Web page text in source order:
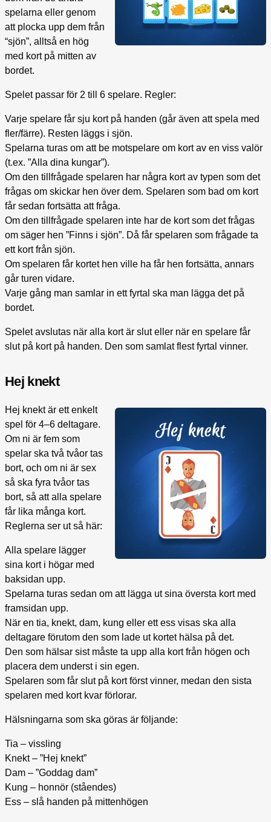
spelarna eller genom
att plocka upp dem från
“sjön”, alltså en hög
med kort på mitten av
bordet.
Spelet passar för 2 till 6 spelare. Regler:
Varje spelare får sju kort på handen (går även att spela med
fler/färre). Resten läggs i sjön.
Spelarna turas om att be motspelare om kort av en viss valör
(t.ex. ”Alla dina kungar”).
Om den tillfrågade spelaren har några kort av typen som det
frågas om skickar hen över dem. Spelaren som bad om kort
får sedan fortsätta att fråga.
Om den tillfrågade spelaren inte har de kort som det frågas
om säger hen ”Finns i sjön”. Då får spelaren som frågade ta
ett kort från sjön.
Om spelaren får kortet hen ville ha får hen fortsätta, annars
går turen vidare.
Varje gång man samlar in ett fyrtal ska man lägga det på
bordet.
Spelet avslutas när alla kort är slut eller när en spelare får
slut på kort på handen. Den som samlat flest fyrtal vinner.
Hej knekt
Hej knekt är ett enkelt
spel för 4–6 deltagare.
Om ni är fem som
spelar ska två tvåor tas
bort, och om ni är sex
så ska fyra tvåor tas
bort, så att alla spelare
får lika många kort.
Reglerna ser ut så här:
Alla spelare lägger
sina kort i högar med
baksidan upp.
Spelarna turas sedan om att lägga ut sina översta kort med
framsidan upp.
När en tia, knekt, dam, kung eller ett ess visas ska alla
deltagare förutom den som lade ut kortet hälsa på det.
Den som hälsar sist måste ta upp alla kort från högen och
placera dem underst i sin egen.
Spelaren som får slut på kort först vinner, medan den sista
spelaren med kort kvar förlorar.
Hälsningarna som ska göras är följande:
Tia – vissling
Knekt – ”Hej knekt”
Dam – ”Goddag dam”
Kung – honnör (ståendes)
Ess – slå handen på mittenhögen